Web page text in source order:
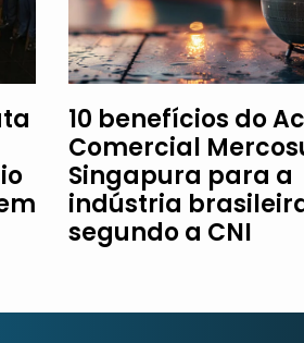
10 benefícios do
Comercial
Singapura para a
indústria
segundo a CNI